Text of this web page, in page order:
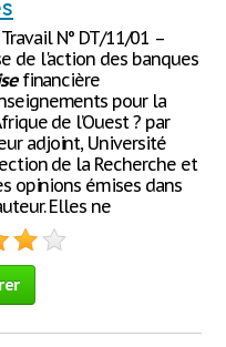
N° DT/11/01 –
de l'action des banques
financière
pour la
de l’Ouest ? par
adjoint, Université
de la Recherche et
opinions émises dans
Elles ne